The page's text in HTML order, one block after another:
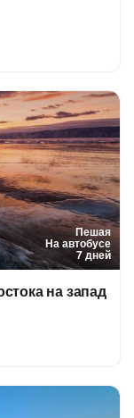
Пешая
На автобусе
7 дней
на запад